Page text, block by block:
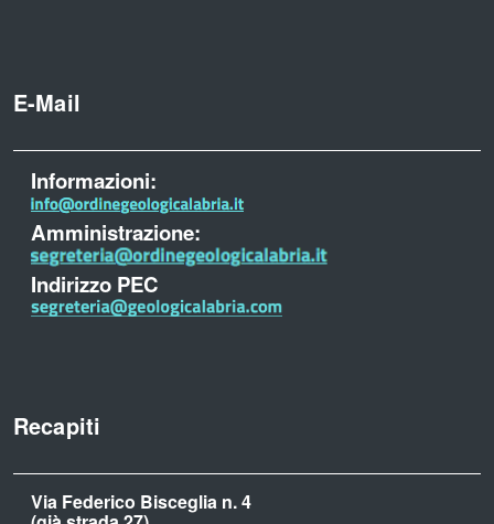
E-Mail
Informazioni:
Amministrazione:
Indirizzo PEC
Recapiti
Via Federico Bisceglia n. 4